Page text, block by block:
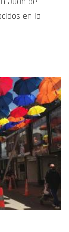
en la